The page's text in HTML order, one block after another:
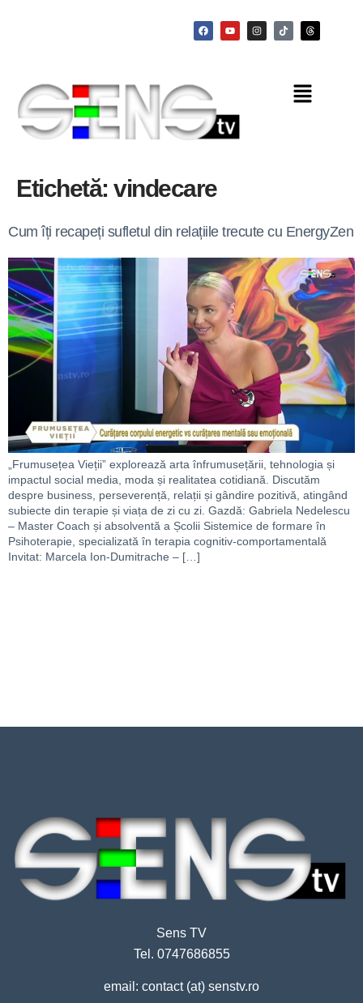
Etichetă: vindecare
Cum îți recapeți sufletul din relațiile trecute cu EnergyZen
„Frumusețea Vieții” explorează arta înfrumusețării, tehnologia și
impactul social media, moda și realitatea cotidiană. Discutăm
despre business, perseverență, relații și gândire pozitivă, atingând
subiecte din terapie și viața de zi cu zi. Gazdă: Gabriela Nedelescu
– Master Coach și absolventă a Școlii Sistemice de formare în
Psihoterapie, specializată în terapia cognitiv-comportamentală
Invitat: Marcela Ion-Dumitrache – […]
Sens TV
Tel. 0747686855
email: contact (at) senstv.ro